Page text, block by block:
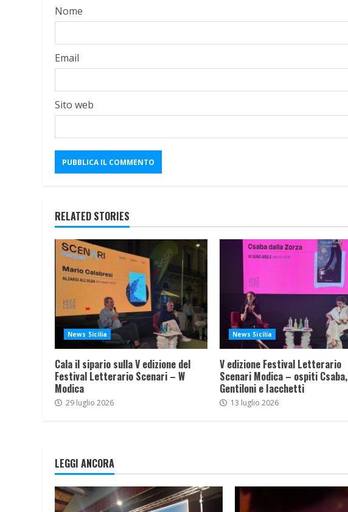
Nome
Email
Sito web
RELATED STORIES
News Sicilia
Cala il sipario sulla V edizione del
Festival Letterario Scenari – W
Modica
29 luglio 2026
News Sicilia
V edizione Festival Letterario
Scenari Modica – ospiti Csaba,
Gentiloni e Iacchetti
13 luglio 2026
LEGGI ANCORA